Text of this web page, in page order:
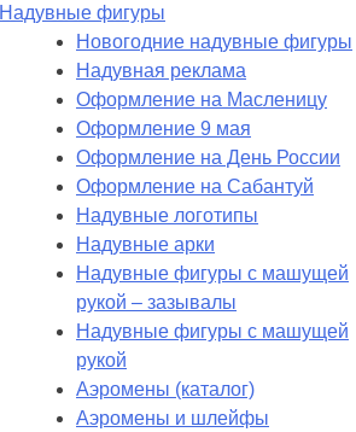
Надувные фигуры
Новогодние надувные фигуры
Надувная реклама
Оформление на Масленицу
Оформление 9 мая
Оформление на День России
Оформление на Сабантуй
Надувные логотипы
Надувные арки
Надувные фигуры с машущей
рукой – зазывалы
Надувные фигуры с машущей
рукой
Аэромены (каталог)
Аэромены и шлейфы